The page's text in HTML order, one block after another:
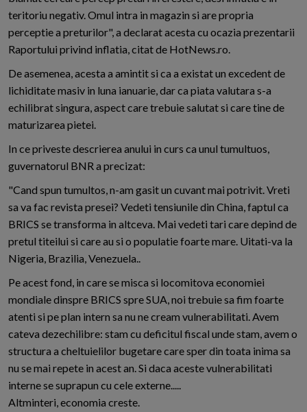
teritoriu negativ. Omul intra in magazin si are propria
perceptie a preturilor", a declarat acesta cu ocazia prezentarii
Raportului privind inflatia, citat de HotNews.ro.
De asemenea, acesta a amintit si ca a existat un excedent de
lichiditate masiv in luna ianuarie, dar ca piata valutara s-a
echilibrat singura, aspect care trebuie salutat si care tine de
maturizarea pietei.
In ce priveste descrierea anului in curs ca unul tumultuos,
guvernatorul BNR a precizat:
"Cand spun tumultos, n-am gasit un cuvant mai potrivit. Vreti
sa va fac revista presei? Vedeti tensiunile din China, faptul ca
BRICS se transforma in altceva. Mai vedeti tari care depind de
pretul titeilui si care au si o populatie foarte mare. Uitati-va la
Nigeria, Brazilia, Venezuela..
Pe acest fond, in care se misca si locomitova economiei
mondiale dinspre BRICS spre SUA, noi trebuie sa fim foarte
atenti si pe plan intern sa nu ne cream vulnerabilitati. Avem
cateva dezechilibre: stam cu deficitul fiscal unde stam, avem o
structura a cheltuielilor bugetare care sper din toata inima sa
nu se mai repete in acest an. Si daca aceste vulnerabilitati
interne se suprapun cu cele externe.....
Altminteri, economia creste.